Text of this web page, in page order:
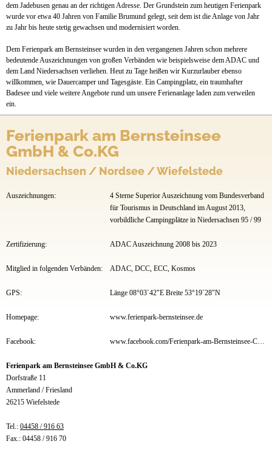
Preise & Prospekte
dem Jadebusen genau an der richtigen Adresse. Der Grundstein zum heutigen Ferienpark
wurde vor etwa 40 Jahren von Familie Brumund gelegt, seit dem ist die Anlage von Jahr
zu Jahr bis heute stetig gewachsen und modernisiert worden.
Dem Ferienpark am Bernsteinsee wurden in den vergangenen Jahren schon mehrere
bedeutende Auszeichnungen von großen Verbänden wie beispielsweise dem ADAC und
dem Land Niedersachsen verliehen. Heut zu Tage heißen wir Kurzurlauber ebenso
willkommen, wie Dauercamper und Tagesgäste. Ein Campingplatz, ein traumhafter
Badesee und viele weitere Angebote rund um unsere Ferienanlage laden zum verweilen
ein.
Ferienpark am Bernsteinsee
GmbH & Co.KG
Niedersachsen / Nordsee / Wiefelstede
Auszeichnungen:
4 Sterne Superior Auszeichnung vom Bundesverband
für Tourismus in Deutschland im August 2013,
vorbildliche Campingplätze in Niedersachsen 95 / 99
Zertifizierung: ADAC Auszeichnung 2008 bis 2023
Mitglied in folgenden Verbänden: ADAC, DCC, ECC, Kosmos
GPS: Länge 08°03`42"E Breite 53°19`28"N
Homepage: www.ferienpark-bernsteinsee.de
Facebook: www.facebook.com/Ferienpark-am-Bernsteinsee-Conneforde-450330168390600/
Ferienpark am Bernsteinsee GmbH & Co.KG
Dorfstraße 11
Ammerland / Friesland
26215 Wiefelstede
Tel.: 04458 / 916 63
Fax.: 04458 / 916 70